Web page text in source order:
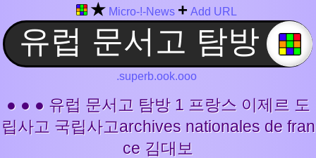
★ Micro-!-News + Add URL
.superb.ook.ooo
● ● ● 유럽 문서고 탐방 1 프랑스 이제르 도
립사고 국립사고archives nationales de fran
ce 김대보